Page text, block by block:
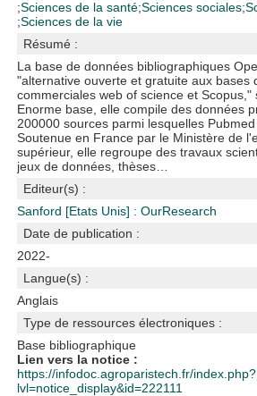
;Sciences de la santé;Sciences sociales;
;Sciences de la vie
Résumé :
La base de données bibliographiques
"alternative ouverte et gratuite aux bases
commerciales web of science et Scopus,"
Enorme base, elle compile des données
200000 sources parmi lesquelles Pubmed
Soutenue en France par le Ministère de
supérieur, elle regroupe des travaux
jeux de données, thèses…
Editeur(s) :
Sanford [Etats Unis] : OurResearch
Date de publication :
2022-
Langue(s) :
Anglais
Type de ressources électroniques :
Base bibliographique
Lien vers la notice :
https://infodoc.agroparistech.fr/index.php?
lvl=notice_display&id=222111